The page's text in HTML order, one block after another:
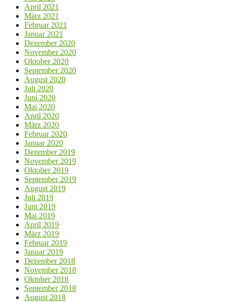
April 2021
März 2021
Februar 2021
Januar 2021
Dezember 2020
November 2020
Oktober 2020
September 2020
August 2020
Juli 2020
Juni 2020
Mai 2020
April 2020
März 2020
Februar 2020
Januar 2020
Dezember 2019
November 2019
Oktober 2019
September 2019
August 2019
Juli 2019
Juni 2019
Mai 2019
April 2019
März 2019
Februar 2019
Januar 2019
Dezember 2018
November 2018
Oktober 2018
September 2018
August 2018